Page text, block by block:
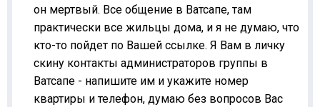
он мертвый. Все общение в Ватсапе, там
практически все жильцы дома, и я не думаю, что
кто-то пойдет по Вашей ссылке. Я Вам в личку
скину контакты администраторов группы в
Ватсапе - напишите им и укажите номер
квартиры и телефон, думаю без вопросов Вас